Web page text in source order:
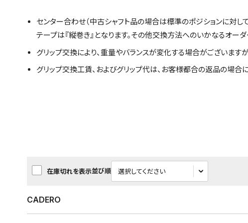
センター合わせ（中古シャフト品の場合は標準のポジションに対して
テープは『縦巻き』となります。その他交換方法へのいかなるオー
グリップ交換により、重量やバランスが変化する場合がございます
グリップ交換工賃、およびグリップ代は、お客様都合の返品の場合
在庫切れを表示並び順
CADERO